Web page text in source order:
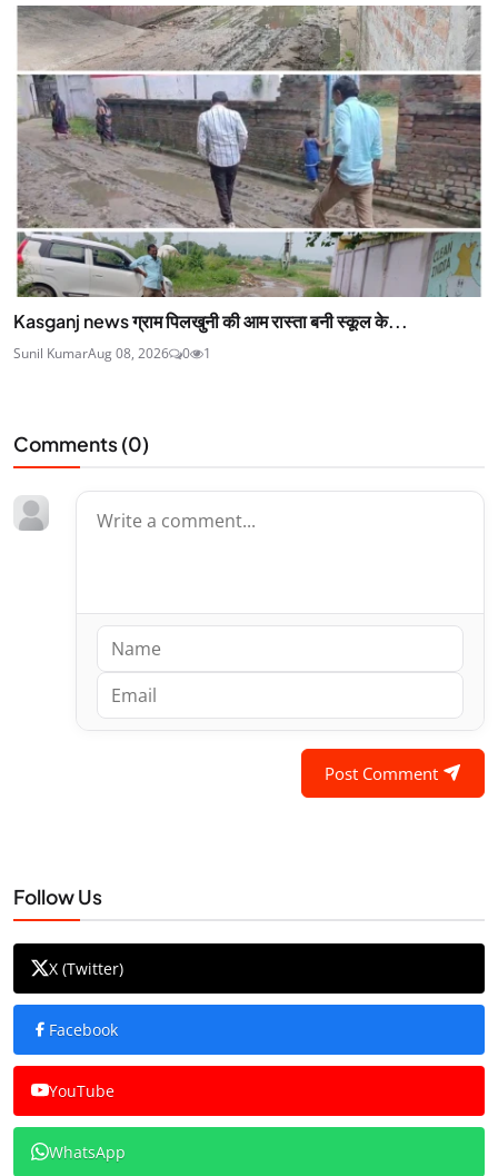
Kasganj news ग्राम पिलखुनी की आम रास्ता बनी स्कूल के...
Sunil KumarAug 08, 2026 0 1
Comments (0)
Post Comment
Follow Us
X (Twitter)
Facebook
YouTube
WhatsApp